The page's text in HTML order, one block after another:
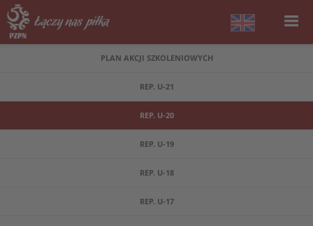
PLAN AKCJI SZKOLENIOWYCH
REP. U-21
REP. U-20
REP. U-19
REP. U-18
REP. U-17